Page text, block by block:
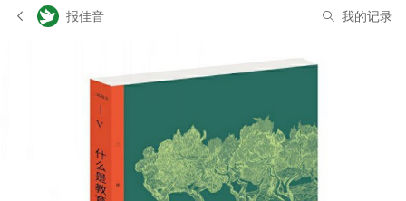
报佳音 我的记录